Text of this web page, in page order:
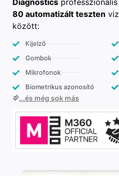
80 automatizált teszten
között:
Kijelző
Gombok
Mikrofonok
Biometrikus azonosító
...és még sok más